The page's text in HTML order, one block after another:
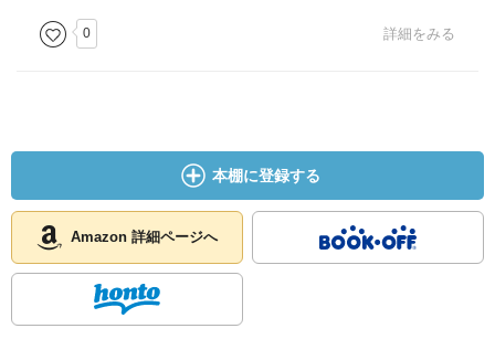
0 詳細をみる
本棚に登録する
Amazon 詳細ページへ